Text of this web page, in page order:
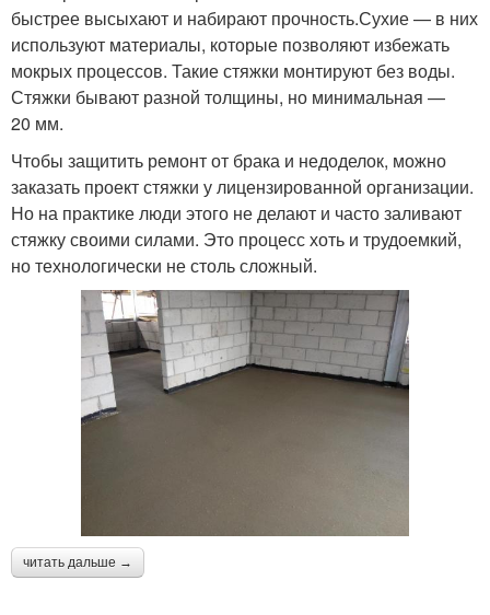
быстрее высыхают и набирают прочность.Сухие — в них
используют материалы, которые позволяют избежать
мокрых процессов. Такие стяжки монтируют без воды.
Стяжки бывают разной толщины, но минимальная —
20 мм.
Чтобы защитить ремонт от брака и недоделок, можно
заказать проект стяжки у лицензированной организации.
Но на практике люди этого не делают и часто заливают
стяжку своими силами. Это процесс хоть и трудоемкий,
но технологически не столь сложный.
читать дальше →